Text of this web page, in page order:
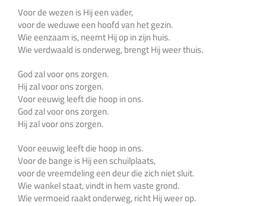
Voor de wezen is Hij een vader,
voor de weduwe een hoofd van het gezin.
Wie eenzaam is, neemt Hij op in zijn huis.
Wie verdwaald is onderweg, brengt Hij weer thuis.
God zal voor ons zorgen.
Hij zal voor ons zorgen.
Voor eeuwig leeft die hoop in ons.
God zal voor ons zorgen.
Hij zal voor ons zorgen.
Voor eeuwig leeft die hoop in ons.
Voor de bange is Hij een schuilplaats,
voor de vreemdeling een deur die zich niet sluit.
Wie wankel staat, vindt in hem vaste grond.
Wie vermoeid raakt onderweg, richt Hij weer op.